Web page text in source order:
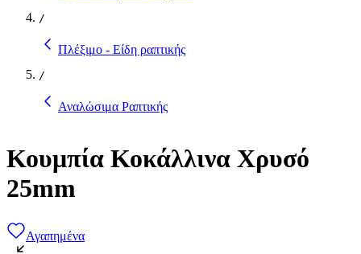
/
Πλέξιμο - Είδη ραπτικής
/
Αναλώσιμα Ραπτικής
Κουμπία Κοκάλλινα Χρυσό
25mm
Αγαπημένα